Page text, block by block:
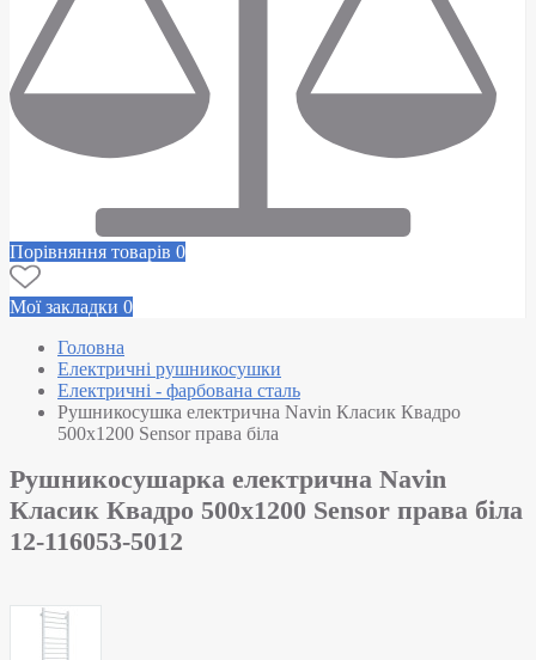
Порівняння товарів 0
Мої закладки 0
Головна
Електричні рушникосушки
Електричні - фарбована сталь
Рушникосушка електрична Navin Класик Квадро
500х1200 Sensor права біла
Рушникосушарка електрична Navin
Класик Квадро 500х1200 Sensor права біла
12-116053-5012